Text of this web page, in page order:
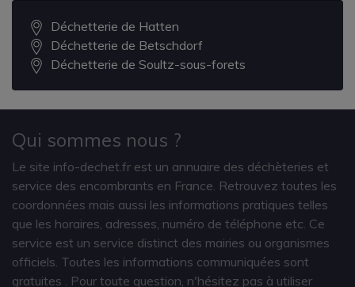
Déchetterie de Hatten
Déchetterie de Betschdorf
Déchetterie de Soultz-sous-forets
Qui sommes nous ?
Le site info-dechet.fr est un annuaire des déchèteries et
service des encombrants en France. Retrouvez toutes les
coordonnées mais aussi les informations pratiques telles
que les horaires, adresses, numéro de téléphone etc. Ce
service est un service distinct des mairies ou organismes
officiels. Toutes les informations communiquées sont
gratuites
. Pour toute question, n'hésitez pas à utiliser